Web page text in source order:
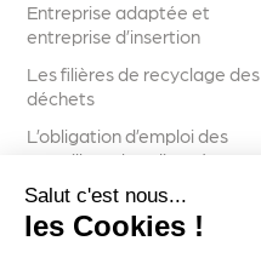
Entreprise adaptée et
entreprise d’insertion
Les filières de recyclage des
déchets
L’obligation d’emploi des
travailleurs handicapés
(OETH)
Salut c'est nous...
les Cookies !